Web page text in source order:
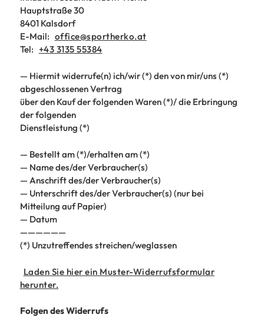
Hauptstraße 30
8401 Kalsdorf
E-Mail: office@sportherko.at
Tel: +43 3135 55384
— Hiermit widerrufe(n) ich/wir (*) den von mir/uns (*)
abgeschlossenen Vertrag
über den Kauf der folgenden Waren (*)/ die Erbringung
der folgenden
Dienstleistung (*)
— Bestellt am (*)/erhalten am (*)
— Name des/der Verbraucher(s)
— Anschrift des/der Verbraucher(s)
— Unterschrift des/der Verbraucher(s) (nur bei
Mitteilung auf Papier)
— Datum
——————
(*) Unzutreffendes streichen/weglassen
Laden Sie hier ein Muster-Widerrufsformular
herunter.
Folgen des Widerrufs